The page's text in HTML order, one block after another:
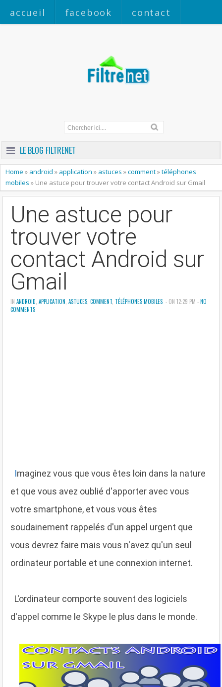
accueil facebook contact
LE BLOG FILTRENET
Home » android » application » astuces »comment»téléphones
mobiles » Une astuce pour trouver votre contact Android sur Gmail
Une astuce pour
trouver votre
contact Android sur
Gmail
IN ANDROID APPLICATION ASTUCES COMMENT TÉLÉPHONES MOBILES - ON 12:29 PM -NO
COMMENTS
Imaginez vous que vous êtes loin dans la nature
et que vous avez oublié d'apporter avec vous
votre smartphone, et vous vous êtes
soudainement rappelés d'un appel urgent que
vous devrez faire mais vous n'avez qu'un seul
ordinateur portable et une connexion internet.
L'ordinateur comporte souvent des logiciels
d'appel comme le Skype le plus dans le monde.